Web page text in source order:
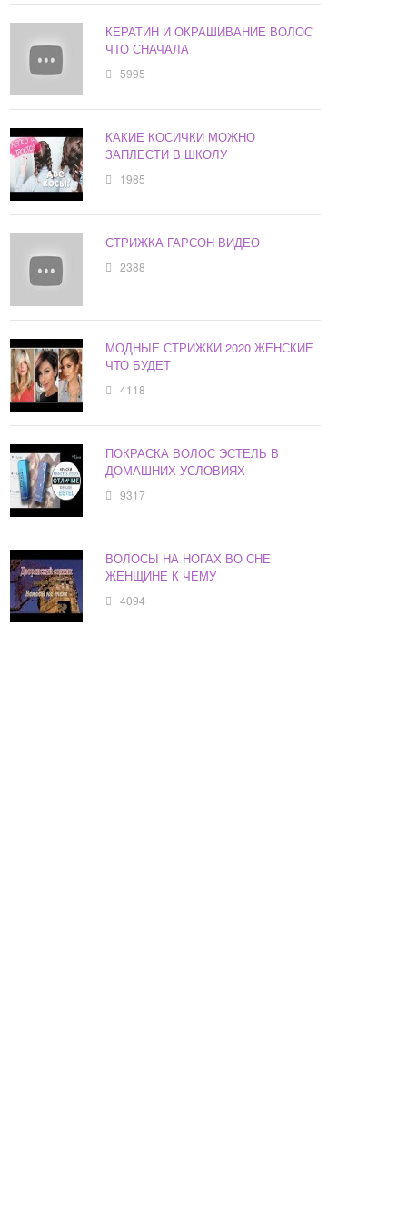
КЕРАТИН И ОКРАШИВАНИЕ ВОЛОС
ЧТО СНАЧАЛА
5995
КАКИЕ КОСИЧКИ МОЖНО
ЗАПЛЕСТИ В ШКОЛУ
1985
СТРИЖКА ГАРСОН ВИДЕО
2388
МОДНЫЕ СТРИЖКИ 2020 ЖЕНСКИЕ
ЧТО БУДЕТ
4118
ПОКРАСКА ВОЛОС ЭСТЕЛЬ В
ДОМАШНИХ УСЛОВИЯХ
9317
ВОЛОСЫ НА НОГАХ ВО СНЕ
ЖЕНЩИНЕ К ЧЕМУ
4094